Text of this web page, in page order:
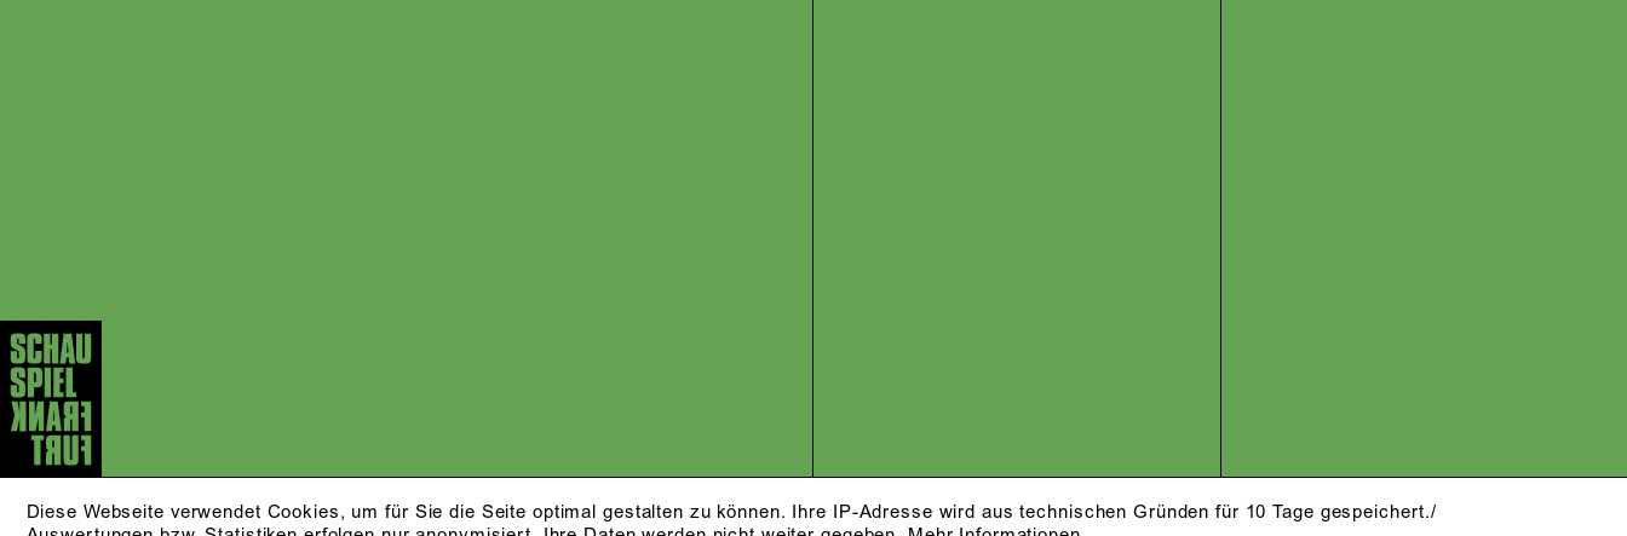
Diese Webseite verwendet Cookies, um für Sie die Seite optimal gestalten zu können. Ihre IP-Adresse wird aus technischen Gründen für 10 Tage gespeichert./